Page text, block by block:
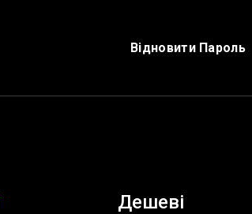
Відновити Пароль
Дешеві